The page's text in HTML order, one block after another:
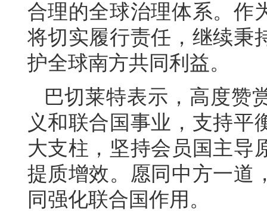
合理的全球治理体系。作
将切实履行责任，继续秉
护全球南方共同利益。
巴切莱特表示，高度赞
义和联合国事业，支持平
大支柱，坚持会员国主导
提质增效。愿同中方一道
同强化联合国作用。